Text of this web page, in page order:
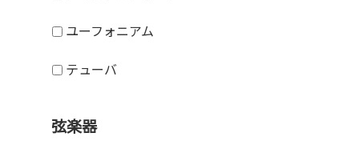
ユーフォニアム
テューバ
弦楽器